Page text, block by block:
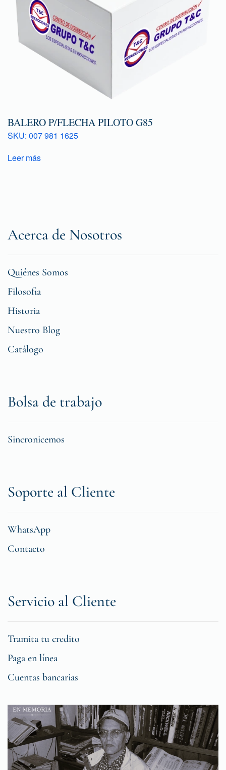
BALERO P/FLECHA PILOTO G85
SKU: 007 981 1625
Leer más
Acerca de Nosotros
Quiénes Somos
Filosofia
Historia
Nuestro Blog
Catálogo
Bolsa de trabajo
Sincronicemos
Soporte al Cliente
WhatsApp
Contacto
Servicio al Cliente
Tramita tu credito
Paga en línea
Cuentas bancarias